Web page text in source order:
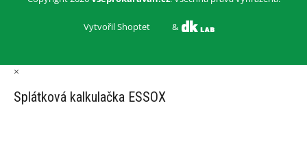
Vytvořil Shoptet &
×
Splátková kalkulačka ESSOX